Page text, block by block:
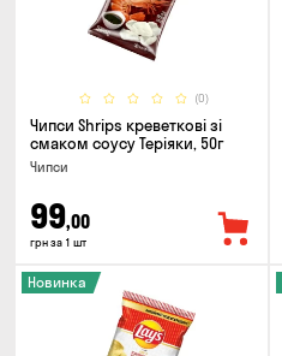
(0)
Чипси Shrips креветкові зі
смаком соусу Теріяки, 50г
Чипси
99,00
грн за 1 шт
Новинка